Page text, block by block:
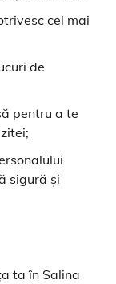
cel mai
de
pentru a te
sigură și
ta în Salina